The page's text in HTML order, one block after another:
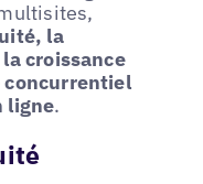
la
croissance
concurrentiel
ligne.